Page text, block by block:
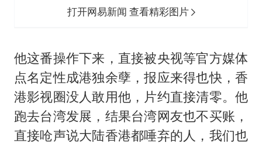
打开网易新闻 查看精彩图片
他这番操作下来，直接被央视等官方媒体
点名定性成港独余孽，报应来得也快，香
港影视圈没人敢用他，片约直接清零。他
跑去台湾发展，结果台湾网友也不买账，
直接呛声说大陆香港都唾弃的人，我们也